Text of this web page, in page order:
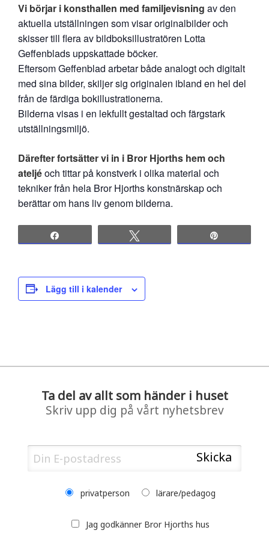
Vi börjar i konsthallen med familjevisning av den
aktuella utställningen som visar originalbilder och
skisser till flera av bildboksillustratören Lotta
Geffenblads uppskattade böcker.
Eftersom Geffenblad arbetar både analogt och digitalt
med sina bilder, skiljer sig originalen ibland en hel del
från de färdiga bokillustrationerna.
Bilderna visas i en lekfullt gestaltad och färgstark
utställningsmiljö.
Därefter fortsätter vi in i Bror Hjorths hem och
ateljéoch tittar på konstverk i olika material och
tekniker från hela Bror Hjorths konstnärskap och
berättar om hans liv genom bilderna.
Lägg till i kalender
Ta del av allt som händer i huset
Skriv upp dig på vårt nyhetsbrev
privatperson lärare/pedagog
Jag godkänner Bror Hjorths hus